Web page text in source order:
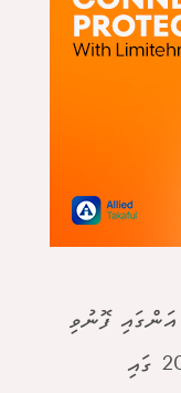
ފޮނުވި
މެމޯގައި ހަވާލާދީފައިވަނީ އޭޕްރިލް 18، 2026 ގައި